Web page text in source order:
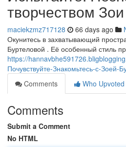
творчеством
maciekzmz717128 66 days ago
Окунитесь в захватывающий
Буртеловой . Её особенный стиль
https://
Почувствуйте-Знакомьтесь-с-Зоей-
Comments
Who Upvoted
Comments
Submit a Comment
No HTML